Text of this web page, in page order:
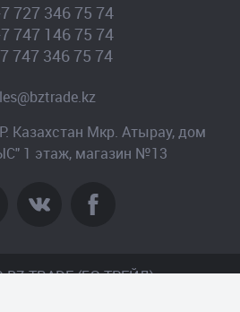
727 346 75 74
747 146 75 74
747 346 75 74
Казахстан Мкр. Атырау, дом
1 этаж, магазин №13
BZ-TRADE (БЗ-ТРЕЙД)